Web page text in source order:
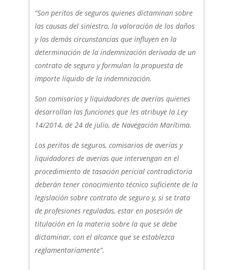
“Son peritos de seguros quienes dictaminan sobre
las causas del siniestro, la valoración de los daños
y las demás circunstancias que influyen en la
determinación de la indemnización derivada de un
contrato de seguro y formulan la propuesta de
importe líquido de la indemnización.
Son comisarios y liquidadores de averías quienes
desarrollan las funciones que les atribuye la Ley
14/2014, de 24 de julio, de Navegación Marítima.
Los peritos de seguros, comisarios de averías y
liquidadores de averías que intervengan en el
procedimiento de tasación pericial contradictoria
deberán tener conocimiento técnico suficiente de la
legislación sobre contrato de seguro y, si se trata
de profesiones reguladas, estar en posesión de
titulación en la materia sobre la que se debe
dictaminar, con el alcance que se establezca
reglamentariamente”.